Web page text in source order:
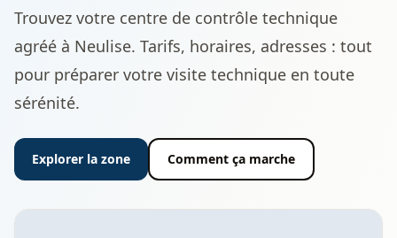
Trouvez votre centre de contrôle technique
agréé à Neulise. Tarifs, horaires, adresses : tout
pour préparer votre visite technique en toute
sérénité.
Explorer la zone Comment ça marche